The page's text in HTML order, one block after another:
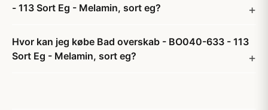
- 113 Sort Eg - Melamin, sort eg?
Hvor kan jeg købe Bad overskab - BO040-633 - 113
Sort Eg - Melamin, sort eg?